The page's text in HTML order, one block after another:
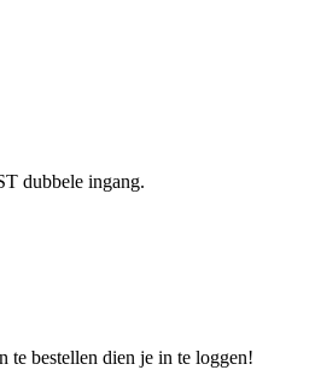
dubbele ingang.
te bestellen dien je in te loggen!